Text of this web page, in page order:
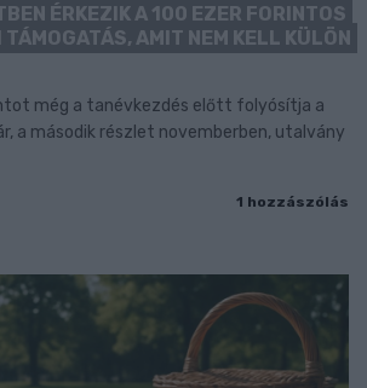
ÉRKEZIK A 100 EZER FORINTOS
AMIT NEM KELL KÜLÖN
még a tanévkezdés előtt folyósítja a
a második részlet novemberben, utalvány
1 hozzászólás